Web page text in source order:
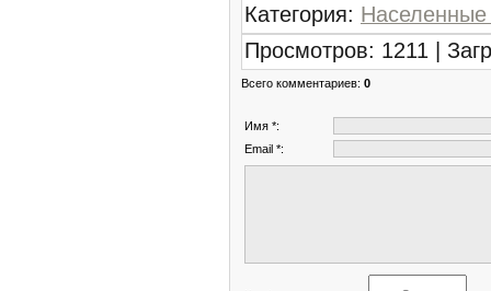
Категория: Населенные
Просмотров: 1211 |
Всего комментариев: 0
Имя *:
Email *: